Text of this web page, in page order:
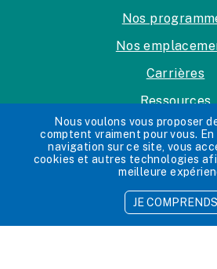
Nos
Nos
Carrières
Ressources
Politique sur la protection
Politique sur
Nous voulons vous proposer
comptent vraiment pour vous.
navigation sur ce site, vous
cookies et autres technologies
meilleure
JE COMPRENDS